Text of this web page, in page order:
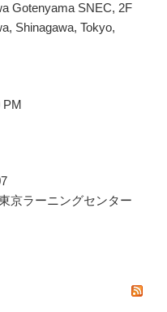
Gotenyama SNEC, 2F
Shinagawa, Tokyo,
PM
京ラーニングセンター